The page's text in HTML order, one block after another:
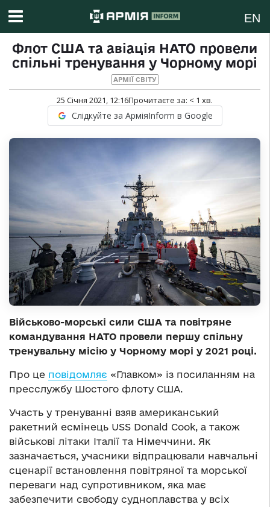
EN
Флот США та авіація НАТО провели
спільні тренування у Чорному морі
АРМІЇ СВІТУ
25 Січня 2021, 12:16Прочитаєте за: < 1 хв.
Слідкуйте за АрміяInform в Google
Військово-морські сили США та повітряне
командування НАТО провели першу спільну
тренувальну місію у Чорному морі у 2021 році.
Про це повідомляє «Главком» із посиланням на
пресслужбу Шостого флоту США.
Участь у тренуванні взяв американський
ракетний есмінець USS Donald Cook, а також
військові літаки Італії та Німеччини. Як
зазначається, учасники відпрацювали навчальні
сценарії встановлення повітряної та морської
переваги над супротивником, яка має
забезпечити свободу судноплавства у всіх